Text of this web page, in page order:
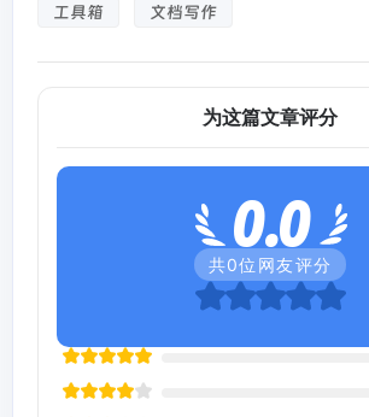
工具箱 文档写作
为这篇文章评分
0.0
共0位网友评分